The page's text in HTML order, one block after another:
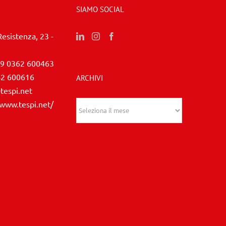
23 -
0362 600463
600616
SIAMO SOCIAL
ARCHIVI